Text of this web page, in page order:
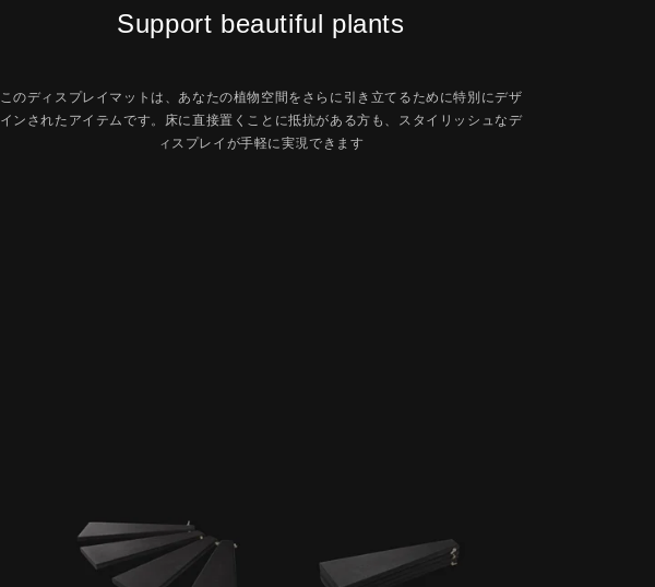
Support beautiful plants
このディスプレイマットは、あなたの植物空間をさらに引き立てるために特別にデザ
インされたアイテムです。床に直接置くことに抵抗がある方も、スタイリッシュなデ
ィスプレイが手軽に実現できます